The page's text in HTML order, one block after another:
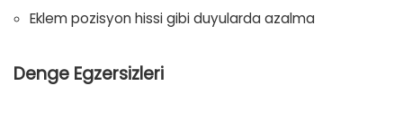
Eklem pozisyon hissi gibi duyularda azalma
Denge Egzersizleri